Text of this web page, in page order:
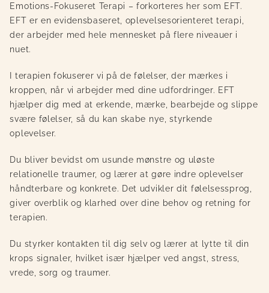
Emotions-Fokuseret Terapi – forkorteres her som EFT.
EFT er en evidensbaseret, oplevelsesorienteret terapi,
der arbejder med hele mennesket på flere niveauer i
nuet.
I terapien fokuserer vi på de følelser, der mærkes i
kroppen, når vi arbejder med dine udfordringer. EFT
hjælper dig med at erkende, mærke, bearbejde og slippe
svære følelser, så du kan skabe nye, styrkende
oplevelser.
Du bliver bevidst om usunde mønstre og uløste
relationelle traumer, og lærer at gøre indre oplevelser
håndterbare og konkrete. Det udvikler dit følelsessprog,
giver overblik og klarhed over dine behov og retning for
terapien.
Du styrker kontakten til dig selv og lærer at lytte til din
krops signaler, hvilket især hjælper ved angst, stress,
vrede, sorg og traumer.